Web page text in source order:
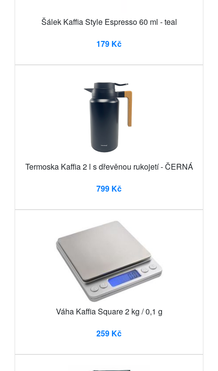
Šálek Kaffia Style Espresso 60 ml - teal
179 Kč
Termoska Kaffia 2 l s dřevěnou rukojetí - ČERNÁ
799 Kč
Váha Kaffia Square 2 kg / 0,1 g
259 Kč